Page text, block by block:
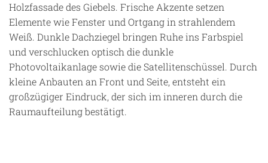
Holzfassade des Giebels. Frische Akzente setzen
Elemente wie Fenster und Ortgang in strahlendem
Weiß. Dunkle Dachziegel bringen Ruhe ins Farbspiel
und verschlucken optisch die dunkle
Photovoltaikanlage sowie die Satellitenschüssel. Durch
kleine Anbauten an Front und Seite, entsteht ein
großzügiger Eindruck, der sich im inneren durch die
Raumaufteilung bestätigt.